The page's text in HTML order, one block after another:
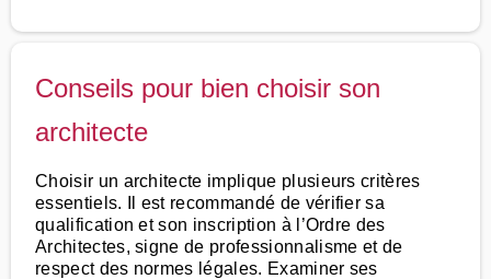
Conseils pour bien choisir son
architecte
Choisir un architecte implique plusieurs critères
essentiels. Il est recommandé de vérifier sa
qualification et son inscription à l’Ordre des
Architectes, signe de professionnalisme et de
respect des normes légales. Examiner ses